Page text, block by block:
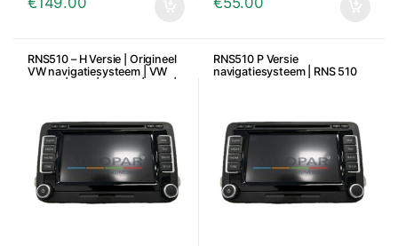
RNS510 – H Versie | Origineel
VW navigatiesysteem | VW
Golf VI | Plus | Touran | Polo |
RNS510 P Versie
navigatiesysteem | RNS 510